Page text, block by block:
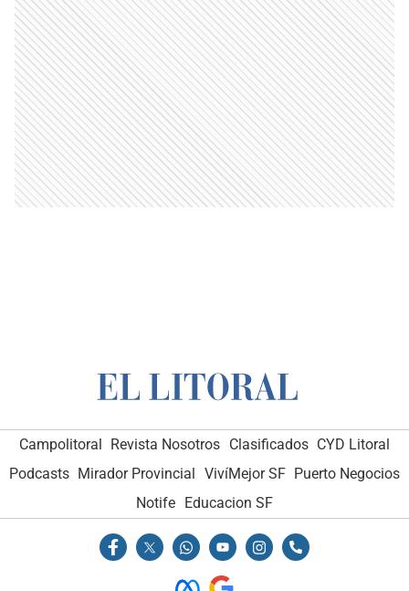
Campolitoral Revista Nosotros Clasificados CYD Litoral
Podcasts Mirador Provincial VivíMejor SF Puerto Negocios
Notife Educacion SF